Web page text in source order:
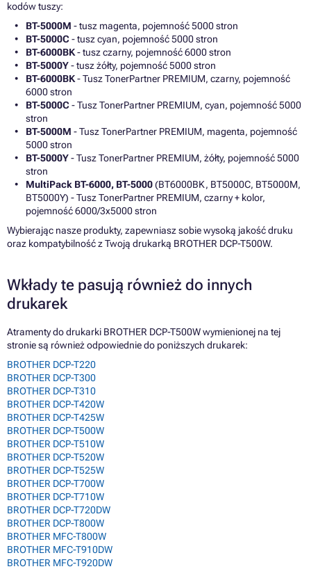
kodów tuszy:
BT-5000M - tusz magenta, pojemność 5000 stron
BT-5000C - tusz cyan, pojemność 5000 stron
BT-6000BK- tusz czarny, pojemność 6000 stron
BT-5000Y- tusz żółty, pojemność 5000 stron
BT-6000BK- Tusz TonerPartner PREMIUM, czarny, pojemność
6000 stron
BT-5000C - Tusz TonerPartner PREMIUM, cyan, pojemność 5000
stron
BT-5000M - Tusz TonerPartner PREMIUM, magenta, pojemność
5000 stron
BT-5000Y- Tusz TonerPartner PREMIUM, żółty, pojemność 5000
stron
MultiPack BT-6000, BT-5000(BT6000BK, BT5000C, BT5000M,
BT5000Y) - Tusz TonerPartner PREMIUM, czarny + kolor,
pojemność 6000/3x5000 stron
Wybierając nasze produkty, zapewniasz sobie wysoką jakość druku
oraz kompatybilność z Twoją drukarką BROTHER DCP-T500W.
Wkłady te pasują również do innych
drukarek
Atramenty do drukarki BROTHER DCP-T500W wymienionej na tej
stronie są również odpowiednie do poniższych drukarek:
BROTHER DCP-T220
BROTHER DCP-T300
BROTHER DCP-T310
BROTHER DCP-T420W
BROTHER DCP-T425W
BROTHER DCP-T500W
BROTHER DCP-T510W
BROTHER DCP-T520W
BROTHER DCP-T525W
BROTHER DCP-T700W
BROTHER DCP-T710W
BROTHER DCP-T720DW
BROTHER DCP-T800W
BROTHER MFC-T800W
BROTHER MFC-T910DW
BROTHER MFC-T920DW